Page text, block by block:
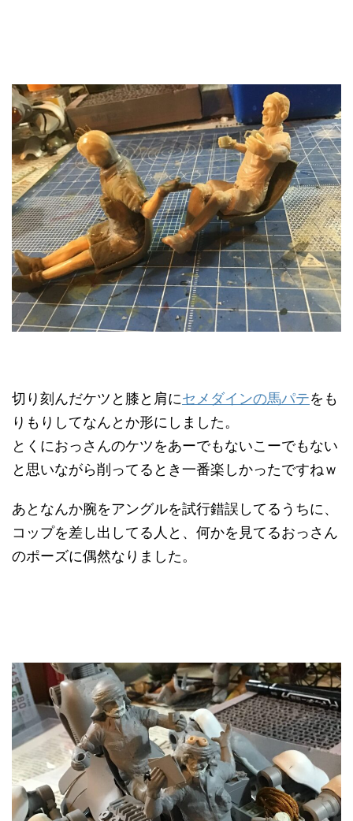
切り刻んだケツと膝と肩にセメダインの馬パテをも
りもりしてなんとか形にしました。
とくにおっさんのケツをあーでもないこーでもない
と思いながら削ってるとき一番楽しかったですねｗ
あとなんか腕をアングルを試行錯誤してるうちに、
コップを差し出してる人と、何かを見てるおっさん
のポーズに偶然なりました。